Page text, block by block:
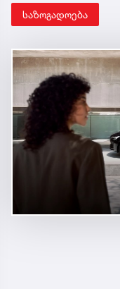
საზოგადოება